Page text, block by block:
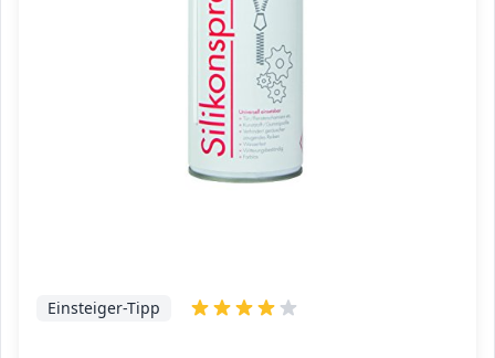
Einsteiger-Tipp